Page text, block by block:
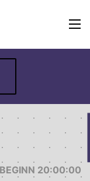
20:00:00